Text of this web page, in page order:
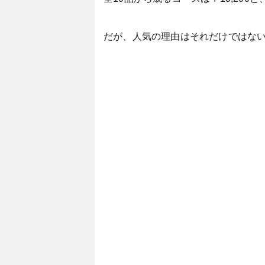
だが、人気の理由はそれだけではな